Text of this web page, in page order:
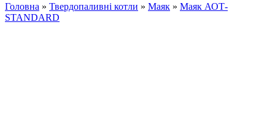
Головна » Твердопаливні котли » Маяк » Маяк АОТ-
STANDARD